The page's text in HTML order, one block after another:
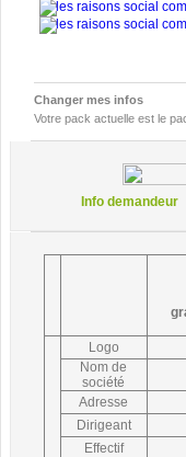
Changer mes infos
Votre pack actuelle est le
Info demandeur
Logo
Nom de
société
Adresse
Dirigeant
Effectif